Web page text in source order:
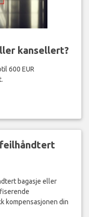
kansellert?
600 EUR
bagasje eller
kompensasjonen din